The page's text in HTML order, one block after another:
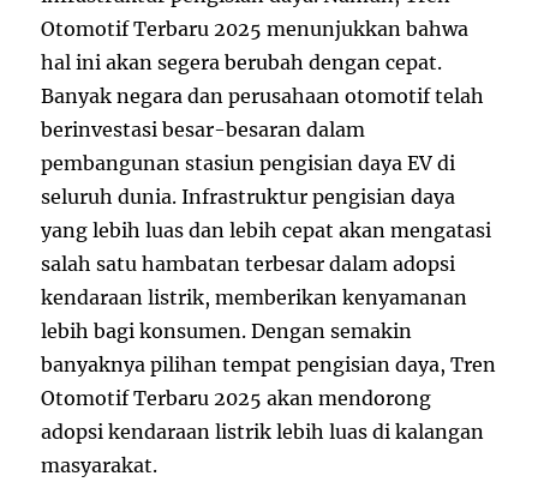
Otomotif Terbaru 2025 menunjukkan bahwa
hal ini akan segera berubah dengan cepat.
Banyak negara dan perusahaan otomotif telah
berinvestasi besar-besaran dalam
pembangunan stasiun pengisian daya EV di
seluruh dunia. Infrastruktur pengisian daya
yang lebih luas dan lebih cepat akan mengatasi
salah satu hambatan terbesar dalam adopsi
kendaraan listrik, memberikan kenyamanan
lebih bagi konsumen. Dengan semakin
banyaknya pilihan tempat pengisian daya, Tren
Otomotif Terbaru 2025 akan mendorong
adopsi kendaraan listrik lebih luas di kalangan
masyarakat.